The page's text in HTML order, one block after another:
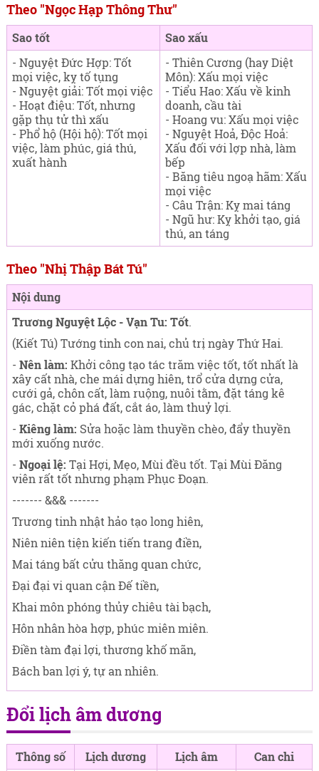
Theo "Ngọc Hạp Thông Thư"
Sao tốt
Sao xấu
- Nguyệt Đức Hợp: Tốt
mọi việc, kỵ tố tụng
- Nguyệt giải: Tốt mọi việc
- Hoạt điệu: Tốt, nhưng
gặp thụ tử thì xấu
- Phổ hộ (Hội hộ): Tốt mọi
việc, làm phúc, giá thú,
xuất hành
- Thiên Cương (hay Diệt
Môn): Xấu mọi việc
- Tiểu Hao: Xấu về kinh
doanh, cầu tài
- Hoang vu: Xấu mọi việc
- Nguyệt Hoả, Độc Hoả:
Xấu đối với lợp nhà, làm
bếp
- Băng tiêu ngoạ hãm: Xấu
mọi việc
- Câu Trận: Kỵ mai táng
- Ngũ hư: Kỵ khởi tạo, giá
thú, an táng
Theo "Nhị Thập Bát Tú"
Nội dung
Trương Nguyệt Lộc - Vạn Tu: Tốt.
(Kiết Tú) Tướng tinh con nai, chủ trị ngày Thứ Hai.
- Nên làm: Khởi công tạo tác trăm việc tốt, tốt nhất là
xây cất nhà, che mái dựng hiên, trổ cửa dựng cửa,
cưới gả, chôn cất, làm ruộng, nuôi tằm, đặt táng kê
gác, chặt cỏ phá đất, cắt áo, làm thuỷ lợi.
- Kiêng làm: Sửa hoặc làm thuyền chèo, đẩy thuyền
mới xuống nước.
- Ngoại lệ: Tại Hợi, Mẹo, Mùi đều tốt. Tại Mùi Đăng
viên rất tốt nhưng phạm Phục Đoạn.
------- &&& -------
Trương tinh nhật hảo tạo long hiên,
Niên niên tiện kiến tiến trang điền,
Mai táng bất cửu thăng quan chức,
Đại đại vi quan cận Đế tiền,
Khai môn phóng thủy chiêu tài bạch,
Hôn nhân hòa hợp, phúc miên miên.
Điền tàm đại lợi, thương khố mãn,
Bách ban lợi ý, tự an nhiên.
Đổi lịch âm dương
Thông số Lịch dương Lịch âm Can chi